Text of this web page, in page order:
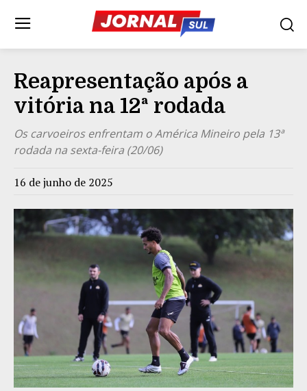
Reapresentação após a
vitória na 12ª rodada
Os carvoeiros enfrentam o América Mineiro pela 13ª
rodada na sexta-feira (20/06)
16 de junho de 2025